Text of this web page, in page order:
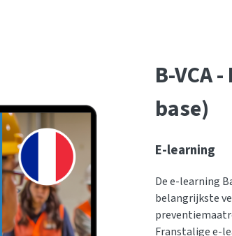
B-VCA
base)
E-learning
De e-learning
belangrijkste
Franstalige e-